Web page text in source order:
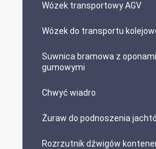
Wózek transportowy AGV
Wózek do transportu
Suwnica bramowa z oponami
gumowymi
Chwyć wiadro
Żuraw do podnoszenia
Rozrzutnik dźwigów